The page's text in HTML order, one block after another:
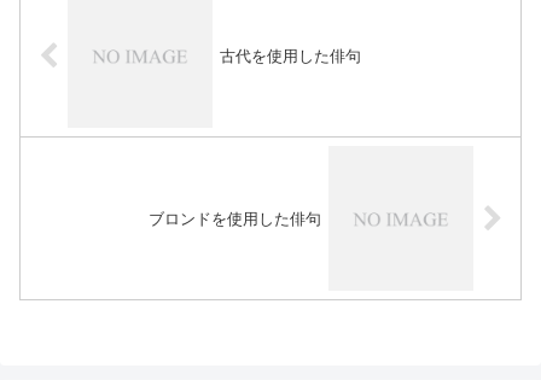
古代を使用した俳句
ブロンドを使用した俳句